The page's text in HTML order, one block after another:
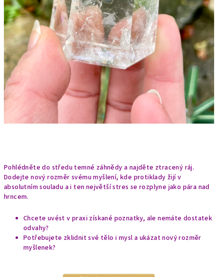
Pohlédněte do středu temné záhnědy a najděte ztracený ráj.
Dodejte nový rozměr svému myšlení, kde protiklady žijí v
absolutním souladu a i ten největší stres se rozplyne jako pára nad
hrncem.
Chcete uvést v praxi získané poznatky, ale nemáte dostatek
odvahy?
Potřebujete zklidnit své tělo i mysl a ukázat nový rozměr
myšlenek?